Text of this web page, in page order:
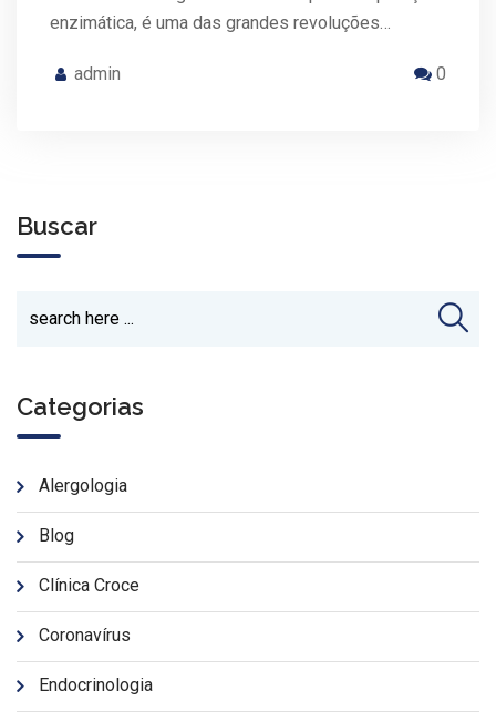
enzimática, é uma das grandes revoluções…
admin 0
Buscar
Categorias
Alergologia
Blog
Clínica Croce
Coronavírus
Endocrinologia